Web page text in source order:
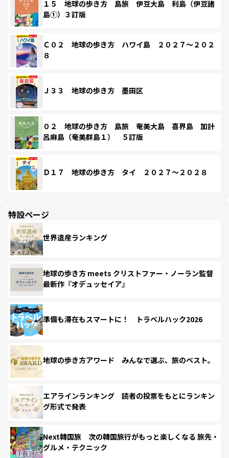
１５ 地球の歩き方 島旅 伊豆大島 利島（伊豆諸
島①）３訂版
Ｃ０２ 地球の歩き方 ハワイ島 ２０２７～２０２
８
Ｊ３３ 地球の歩き方 墨田区
０２ 地球の歩き方 島旅 奄美大島 喜界島 加計
呂麻島（奄美群島１） ５訂版
Ｄ１７ 地球の歩き方 タイ ２０２７～２０２８
特設ページ
世界遺産ランキング
地球の歩き方 meets クリストファー・ノーラン監督
最新作『オデュッセイア』
準備も滞在もスマートに！ トラベルハック2026
地球の歩き方アワード みんなで選ぶ、旅のベスト。
エアラインランキング 読者の投票をもとにランキン
グ形式で発表
Next韓国旅 次の韓国旅行がもっと楽しくなる 旅先・
グルメ・テクニック